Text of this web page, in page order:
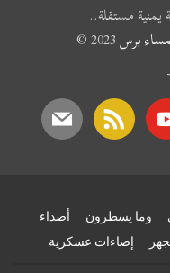
مستقلة..
برس
rss
mail
وما يسطرون
أصداء
إضاءات عسكرية